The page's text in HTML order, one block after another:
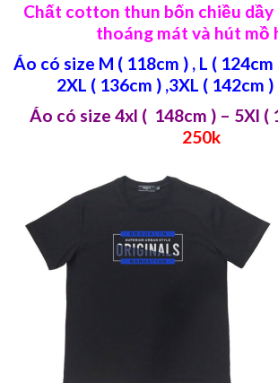
Chất cotton thun bốn chiều dầy
thoáng mát và hút mồ
Áo có size M ( 118cm ) , L ( 124cm
2XL ( 136cm ) ,3XL ( 142cm )
Áo có size 4xl ( 148cm ) – 5Xl (
250k